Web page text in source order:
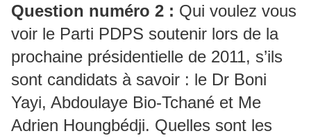
Question numéro 2 : Qui voulez vous
voir le Parti PDPS soutenir lors de la
prochaine présidentielle de 2011, s’ils
sont candidats à savoir : le Dr Boni
Yayi, Abdoulaye Bio-Tchané et Me
Adrien Houngbédji. Quelles sont les